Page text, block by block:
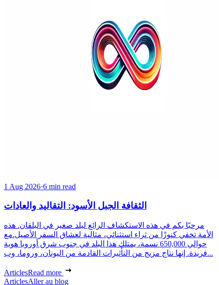
1 Aug 2026·6 min read
الثقافة الجبل الأسود: التقاليد والعادات
مرحبًا بكم في هذه الاستكشاف الرائع لبلد صغير في البلقان. هذه
الأمة تخفي كنوزًا من ثراء استثنائي، مثالية لعشاق السفر الأصيل.مع
حوالي 650,000 نسمة، يمتلك هذا البلد في جنوب شرق أوروبا هوية
فريدة. إنها نتاج مزيج من التأثيرات القادمة من اليونان، وروما، وب...
ArticlesRead more
ArticlesAller au blog